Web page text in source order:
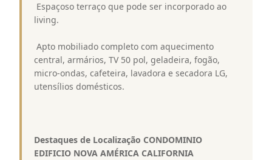
 Espaçoso terraço que pode ser incorporado ao
living.
 Apto mobiliado completo com aquecimento
central, armários, TV 50 pol, geladeira, fogão,
micro-ondas, cafeteira, lavadora e secadora LG,
utensílios domésticos.
Destaques de Localização CONDOMINIO
EDIFICIO NOVA AMÉRICA CALIFORNIA